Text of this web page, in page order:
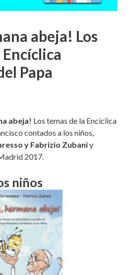
abeja! Los
Papa
abeja! Los temas de la Encíclica
contados a los niños,
y Fabrizio Zubaniy
2017.
niños